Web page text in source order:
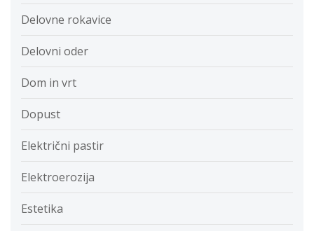
Delovne rokavice
Delovni oder
Dom in vrt
Dopust
Električni pastir
Elektroerozija
Estetika